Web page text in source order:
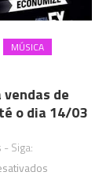
MÚSICA
de
o dia 14/03
Siga:
em